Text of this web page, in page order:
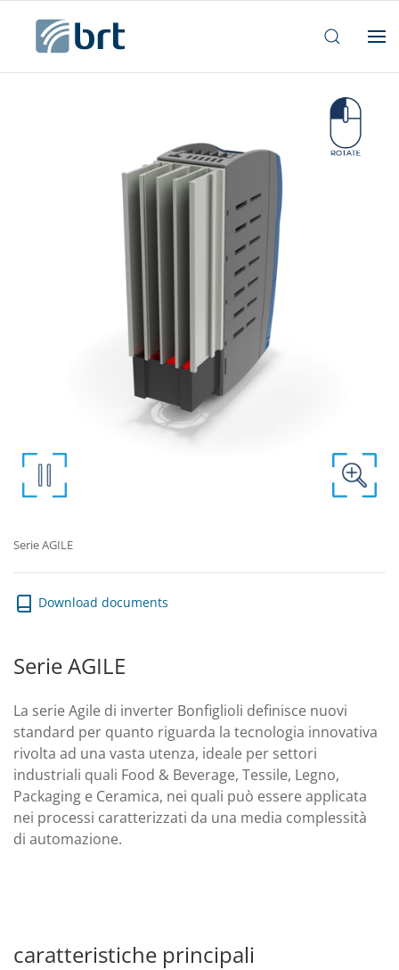
Homepage
Serie AGILE
Serie AGILE
Download documents
Serie AGILE
La serie Agile di inverter Bonfiglioli definisce nuovi
standard per quanto riguarda la tecnologia innovativa
rivolta ad una vasta utenza, ideale per settori
industriali quali Food & Beverage, Tessile, Legno,
Packaging e Ceramica, nei quali può essere applicata
nei processi caratterizzati da una media complessità
di automazione.
caratteristiche principali